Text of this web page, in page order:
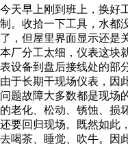
今天早上刚到班上，换好
制。收拾一下工具，水都
了，但屋里界面显示还是
本厂分工太细，仪表这块
表设备到盘后接线处的部
由于长期干现场仪表，因
问题故障大多数都是现场
的老化、松动、锈蚀、损
还要回归现场。既然如此
去喝茶、睡觉、吹牛。因